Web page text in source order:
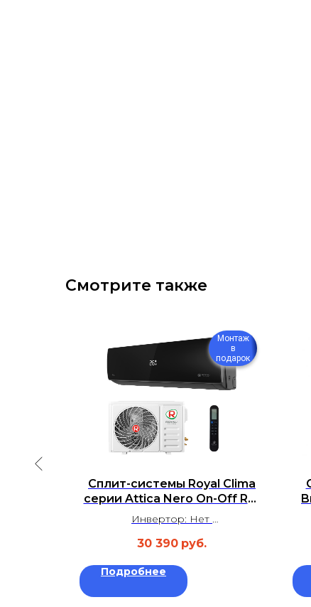
Смотрите также
Монтаж
в
подарок
Сплит-системы Royal Clima
серии Attica Nero On-Off RC-
AN22HN
Инвертор: Нет
Уровень шума: 22 дБ
Гарантия: 3 года
30 390 руб.
Подробнее